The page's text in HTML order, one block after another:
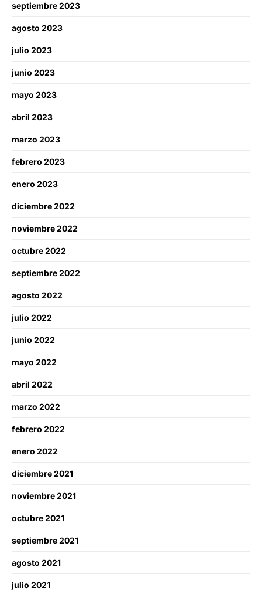
septiembre 2023
agosto 2023
julio 2023
junio 2023
mayo 2023
abril 2023
marzo 2023
febrero 2023
enero 2023
diciembre 2022
noviembre 2022
octubre 2022
septiembre 2022
agosto 2022
julio 2022
junio 2022
mayo 2022
abril 2022
marzo 2022
febrero 2022
enero 2022
diciembre 2021
noviembre 2021
octubre 2021
septiembre 2021
agosto 2021
julio 2021